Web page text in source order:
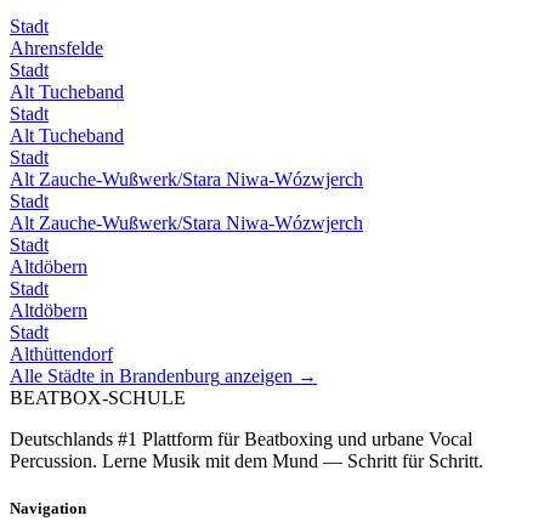
Stadt
Ahrensfelde
Stadt
Alt Tucheband
Stadt
Alt Tucheband
Stadt
Alt Zauche-Wußwerk/Stara Niwa-Wózwjerch
Stadt
Alt Zauche-Wußwerk/Stara Niwa-Wózwjerch
Stadt
Altdöbern
Stadt
Altdöbern
Stadt
Althüttendorf
Alle Städte in Brandenburg anzeigen →
BEATBOX-SCHULE
Deutschlands #1 Plattform für Beatboxing und urbane Vocal
Percussion. Lerne Musik mit dem Mund — Schritt für Schritt.
Navigation